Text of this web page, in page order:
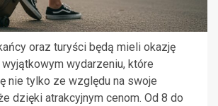
oraz turyści będą mieli okazję
wydarzeniu, które
nie tylko ze względu na swoje
dzięki atrakcyjnym cenom. Od 8 do